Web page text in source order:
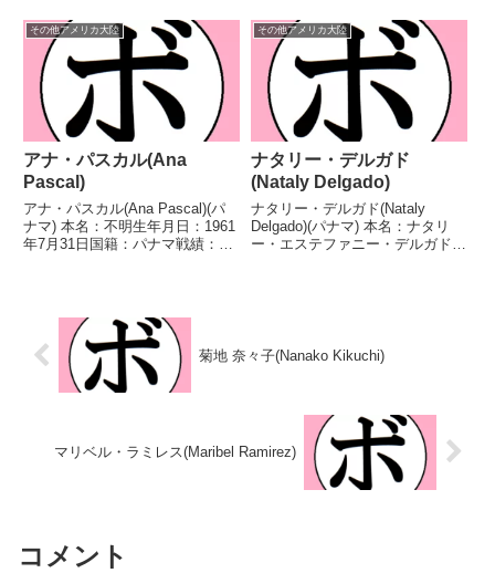
勝(4KO)5敗 【獲得タイトル】
WIBAイベリアンアメリカバンタ
ム級王座第4代WIBA世界女...
14勝(7KO)2敗1分 【獲得タイト
ル】WBAラテンアメリカ女子ス
ーパーバンタム級王座 【戦歴】
2...
その他アメリカ大陸
アナ・パスカル(Ana
Pascal)
アナ・パスカル(Ana Pascal)(パ
ナマ) 本名：不明生年月日：1961
年7月31日国籍：パナマ戦績：13
スーパーライト級暫定王座 【...
その他アメリカ大陸
ナタリー・デルガド
(Nataly Delgado)
ナタリー・デルガド(Nataly
Delgado)(パナマ) 本名：ナタリ
ー・エステファニー・デルガド・
菊地 奈々子(Nanako Kikuchi)
マリベル・ラミレス(Maribel Ramirez)
コメント